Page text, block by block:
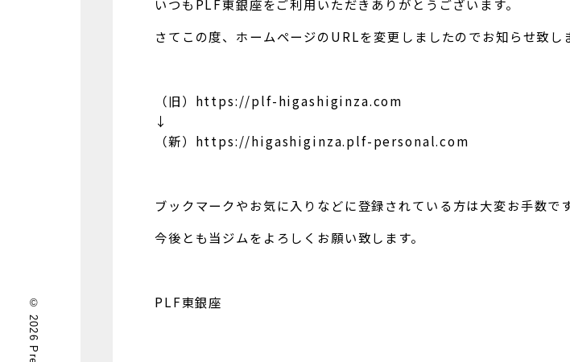
いつもPLF東銀座をご利用いただきありがとうございます。
さてこの度、ホームページのURLを変更しましたのでお知らせ致し
（旧）https://plf-higashiginza.com
↓
（新）https://higashiginza.plf-personal.com
ブックマークやお気に入りなどに登録されている方は大変お手数で
今後とも当ジムをよろしくお願い致します。
PLF東銀座